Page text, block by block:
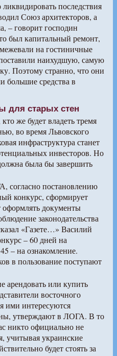
последствия
Союз архитекторов, а
– говорит господин
был капитальный ремонт,
на гостиничные
наихудшую, самую
Поэтому странно, что они
большие средства в
для старых стен
же будет владеть тремя
во время Львовского
инфраструктура станет
инвесторов. Но
была бы завершить
согласно постановлению
конкурс, сформирует
документы
законодательства
«Газете…» Василий
– 60 дней на
– на ознакомление.
в пользование поступают
арендовать или купить
восточного
ими интересуются
утверждают в ЛОГА. В то
никто официально не
учитывая украинские
будет стоять за